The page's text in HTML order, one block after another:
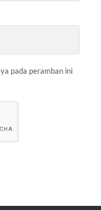
pada peramban ini